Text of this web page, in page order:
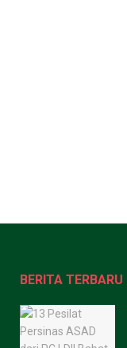
BERITA TERBARU